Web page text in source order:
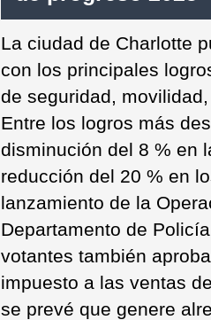
La ciudad de Charlotte
con los principales
de seguridad,
Entre los logros más
disminución del 8 % en
reducción del 20 % en
lanzamiento de la
Departamento de
votantes también
impuesto a las ventas
se prevé que genere